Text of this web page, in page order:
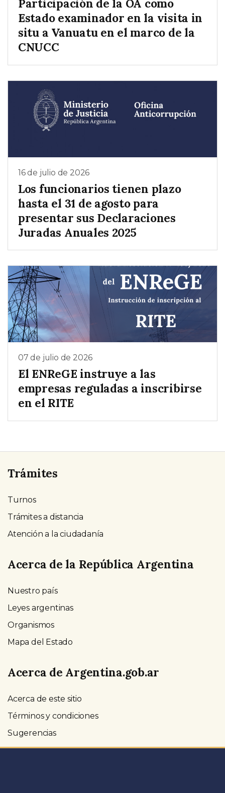
Participación de la OA como
Estado examinador en la visita in
situ a Vanuatu en el marco de la
CNUCC
16 de julio de 2026
Los funcionarios tienen plazo
hasta el 31 de agosto para
presentar sus Declaraciones
Juradas Anuales 2025
07 de julio de 2026
El ENReGE instruye a las
empresas reguladas a inscribirse
en el RITE
Trámites
Turnos
Trámites a distancia
Atención a la ciudadanía
Acerca de la República Argentina
Nuestro país
Leyes argentinas
Organismos
Mapa del Estado
Acerca de Argentina.gob.ar
Acerca de este sitio
Términos y condiciones
Sugerencias